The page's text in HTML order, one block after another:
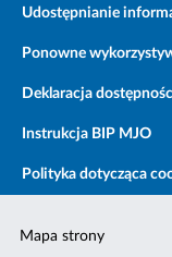
Udostępnianie
Ponowne
Deklaracja
Instrukcja BIP MJO
Polityka dotycząca
Mapa strony